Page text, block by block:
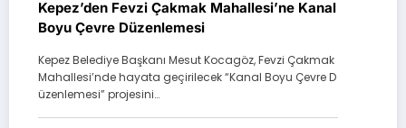
Kepez’den Fevzi Çakmak Mahallesi’ne Kanal
Boyu Çevre Düzenlemesi
Kepez Belediye Başkanı Mesut Kocagöz, Fevzi Çakmak
Mahallesi’nde hayata geçirilecek “Kanal Boyu Çevre D
üzenlemesi” projesini…